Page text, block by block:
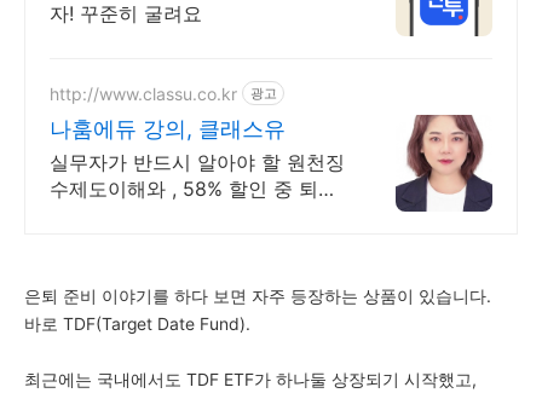
자! 꾸준히 굴려요
http://www.classu.co.kr 광고
나훔에듀 강의, 클래스유
실무자가 반드시 알아야 할 원천징
수제도이해와 , 58% 할인 중 퇴직
은퇴 준비 이야기를 하다 보면 자주 등장하는 상품이 있습니다.
바로 TDF(Target Date Fund).
최근에는 국내에서도 TDF ETF가 하나둘 상장되기 시작했고,